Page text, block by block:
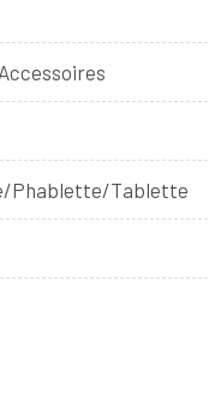
Phablette/Tablette